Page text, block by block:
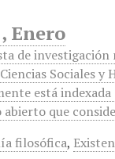
Enero
de
Sociales y
está
abierto que
filosófica,